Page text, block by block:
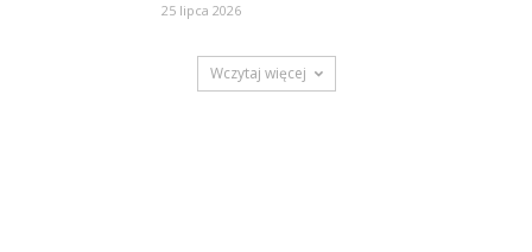
25 lipca 2026
Wczytaj więcej